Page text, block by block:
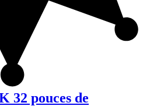
32 pouces de